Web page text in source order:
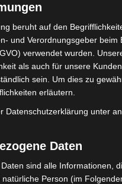
Schwarz Digits und
souveräne Cloud-
Sicherheitsplattform
beruht auf den
und Verordnungsgeber beim
verwendet wurden.
als auch für unsere
sein. Um dies zu
erläutern.
Datenschutzerklärung unter
Daten
sind alle Informationen,
Person (im